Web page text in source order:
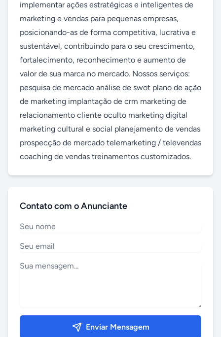
implementar ações estratégicas e inteligentes de
marketing e vendas para pequenas empresas,
posicionando-as de forma competitiva, lucrativa e
sustentável, contribuindo para o seu crescimento,
fortalecimento, reconhecimento e aumento de
valor de sua marca no mercado. Nossos serviços:
pesquisa de mercado análise de swot plano de ação
de marketing implantação de crm marketing de
relacionamento cliente oculto marketing digital
marketing cultural e social planejamento de vendas
prospecção de mercado telemarketing / televendas
coaching de vendas treinamentos customizados.
Contato com o Anunciante
Enviar Mensagem